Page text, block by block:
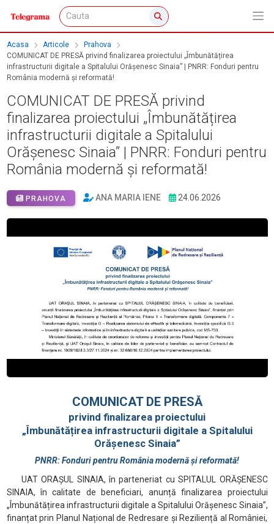
Acasa Articole
Prahova
COMUNICAT DE PRESĂ privind finalizarea proiectului „Îmbunătățirea
infrastructurii digitale a Spitalului Orășenesc Sinaia” | PNRR: Fonduri pentru
România modernă și reformată!
COMUNICAT DE PRESĂ privind
finalizarea proiectului „Îmbunătățirea
infrastructurii digitale a Spitalului
Orășenesc Sinaia” | PNRR: Fonduri pentru
România modernă și reformată!
PRAHOVA ANA MARIA IENE 24.06.2026
COMUNICAT DE PRESĂ
privind finalizarea proiectului
„Îmbunătățirea infrastructurii digitale a Spitalului
Orășenesc Sinaia”
PNRR: Fonduri pentru România modernă și reformată!
UAT ORAȘUL SINAIA, în parteneriat cu SPITALUL ORĂȘENESC
SINAIA, în calitate de beneficiari, anunță finalizarea proiectului
„Îmbunătățirea infrastructurii digitale a Spitalului Orășenesc Sinaia”,
finanțat prin Planul Național de Redresare și Reziliență al României,